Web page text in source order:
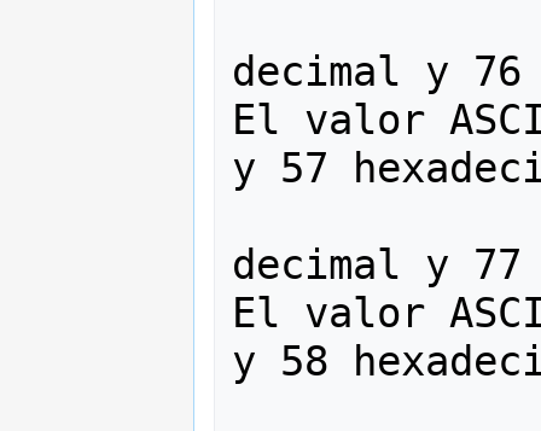
decimal y 76
El valor
y 57
decimal y 77
El valor
y 58